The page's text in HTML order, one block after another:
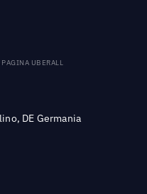
UBERALL
DE Germania